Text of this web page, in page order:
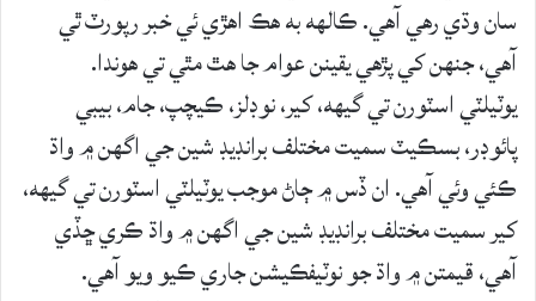
سان وڌي رهي آهي. ڪالهه به هڪ اهڙي ئي خبر رپورٽ ٿي
آهي، جنهن کي پڙهي يقينن عوام جا هٿ مٿي تي هوندا.
يوٽيلٽي اسٽورن تي گيهه، کير، نوڊلز، ڪيچپ، جام، بيبي
پائوڊر، بسڪيٽ سميت مختلف برانڊيڊ شين جي اگهن ۾ واڌ
ڪئي وئي آهي. ان ڏس ۾ ڄاڻ موجب يوٽيلٽي اسٽورن تي گيهه،
کير سميت مختلف برانڊيڊ شين جي اگهن ۾ واڌ ڪري ڇڏي
آهي، قيمتن ۾ واڌ جو نوٽيفڪيشن جاري ڪيو ويو آهي.